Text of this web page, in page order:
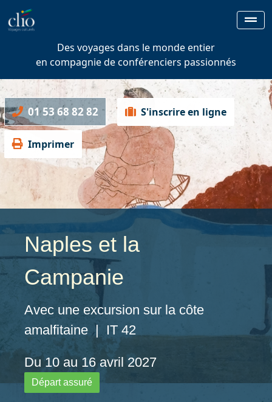
Des voyages dans le monde entier
en compagnie de conférenciers passionnés
01 53 68 82 82 S'inscrire en ligne
Imprimer
Naples et la
Campanie
Avec une excursion sur la côte
amalfitaine | IT 42
Du 10 au 16 avril 2027
Départ assuré